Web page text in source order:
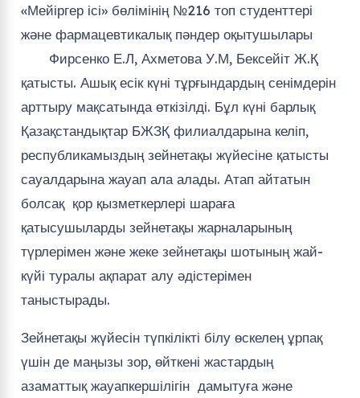
«Мейіргер ісі» бөлімінің №216 топ студенттері
және фармацевтикалық пәндер оқытушылары
Фирсенко Е.Л, Ахметова У.М, Бексейіт Ж.Қ
қатысты. Ашық есік күні тұрғындардың сенімдерін
арттыру мақсатында өткізілді. Бұл күні барлық
Қазақстандықтар БЖЗҚ филиалдарына келіп,
республикамыздың зейнетақы жүйесіне қатысты
сауалдарына жауап ала алады. Атап айтатын
болсақ қор қызметкерлері шараға
қатысушыларды зейнетақы жарналарының
түрлерімен және жеке зейнетақы шотының жай-
күйі туралы ақпарат алу әдістерімен
таныстырады.
Зейнетақы жүйесін түпкілікті білу өскелең ұрпақ
үшін де маңызы зор, өйткені жастардың
азаматтық жауапкершілігін дамытуға және